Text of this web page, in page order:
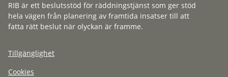
RIB är ett beslutsstöd för räddningstjänst som ger stöd
hela vägen från planering av framtida insatser till att
fatta rätt beslut när olyckan är framme.
Tillgänglighet
Cookies